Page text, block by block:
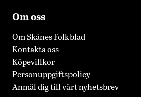
Om oss
Om Skånes Folkblad
Kontakta oss
Köpevillkor
Personuppgiftspolicy
Anmäl dig till vårt nyhetsbrev